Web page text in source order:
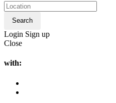
Search
Login Sign up
Close
with: